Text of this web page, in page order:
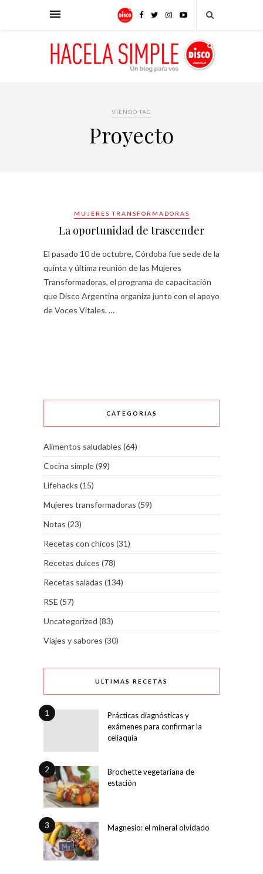
VIENDO TAG
Proyecto
MUJERES TRANSFORMADORAS
La oportunidad de trascender
El pasado 10 de octubre, Córdoba fue sede de la
quinta y última reunión de las Mujeres
Transformadoras, el programa de capacitación
que Disco Argentina organiza junto con el apoyo
de Voces Vitales. …
CATEGORIAS
Alimentos saludables (64)
Cocina simple(99)
Lifehacks (15)
Mujeres transformadoras (59)
Notas (23)
Recetas con chicos (31)
Recetas dulces (78)
Recetas saladas (134)
RSE (57)
Uncategorized (83)
Viajes y sabores (30)
ULTIMAS RECETAS
1
Prácticas diagnósticas y
exámenes para confirmar la
celiaquía
2
Brochette vegetariana de
estación
3 Magnesio: el mineral olvidado